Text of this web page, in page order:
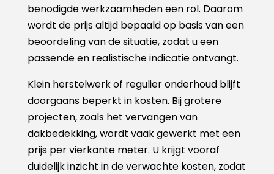
benodigde werkzaamheden een rol. Daarom
wordt de prijs altijd bepaald op basis van een
beoordeling van de situatie, zodat u een
passende en realistische indicatie ontvangt.
Klein herstelwerk of regulier onderhoud blijft
doorgaans beperkt in kosten. Bij grotere
projecten, zoals het vervangen van
dakbedekking, wordt vaak gewerkt met een
prijs per vierkante meter. U krijgt vooraf
duidelijk inzicht in de verwachte kosten, zodat